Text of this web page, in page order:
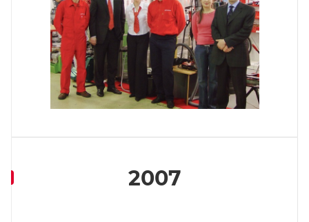
2007